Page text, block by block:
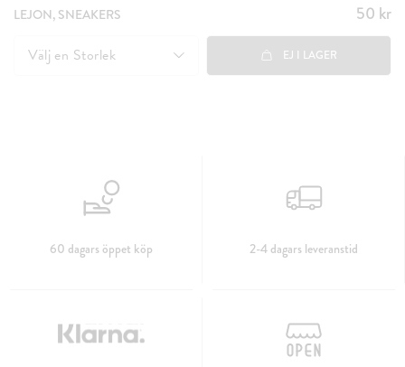
LEJON, SNEAKERS Pris:
50 kr
50 kr
Välj en Storlek EJ I LAGER
60 dagars öppet köp 2-4 dagars leveranstid